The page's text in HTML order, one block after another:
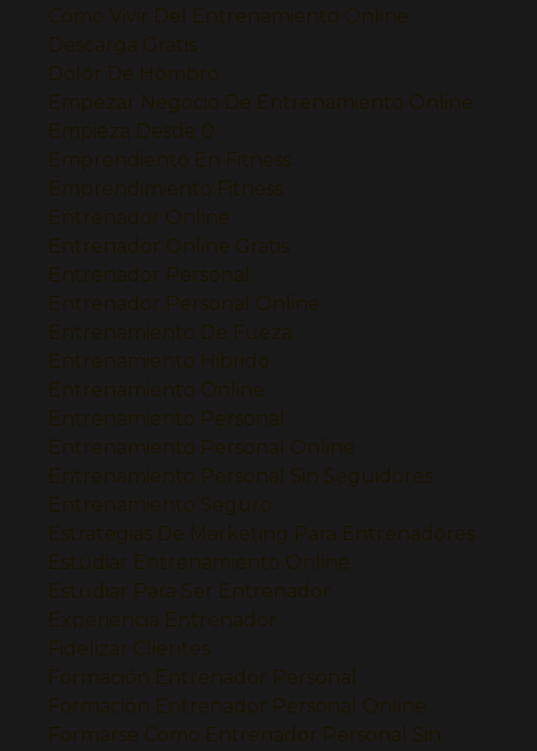
Cómo Vivir Del Entrenamiento Online
Descarga Gratis
Dolor De Hombro
Empezar Negocio De Entrenamiento Online
Empieza Desde 0
Emprendiento En Fitness
Emprendimiento Fitness
Entrenador Online
Entrenador Online Gratis
Entrenador Personal
Entrenador Personal Online
Entrenamiento De Fueza
Entrenamiento Hibrido
Entrenamiento Online
Entrenamiento Personal
Entrenamiento Personal Online
Entrenamiento Personal Sin Seguidores
Entrenamiento Seguro
Estrategias De Marketing Para Entrenadores
Estudiar Entrenamiento Online
Estudiar Para Ser Entrenador
Experiencia Entrenador
Fidelizar Clientes
Formación Entrenador Personal
Formación Entrenador Personal Online
Formarse Como Entrenador Personal Sin